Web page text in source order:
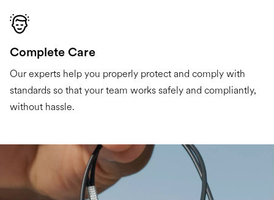
Complete Care
Our experts help you properly protect and comply with
standards so that your team works safely and compliantly,
without hassle.